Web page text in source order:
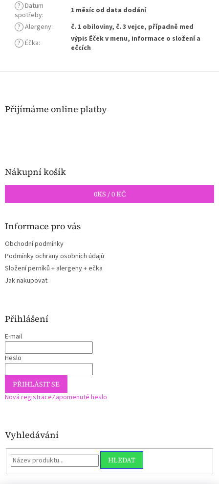
? Datum
spotřeby:
1 měsíc od data dodání
? Alergeny:
č. 1 obiloviny, č. 3 vejce, případně med
? Éčka:
výpis Éček v menu, informace o složení a
ečcích
Z
Přijímáme online platby
Nákupní košík
0KS /0 KČ
Informace pro vás
Obchodní podmínky
Podmínky ochrany osobních údajů
Složení perníků + alergeny + ečka
Jak nakupovat
Přihlášení
E-mail
Heslo
PŘIHLÁSIT SE
Nová registraceZapomenuté heslo
Vyhledávání
HLEDAT